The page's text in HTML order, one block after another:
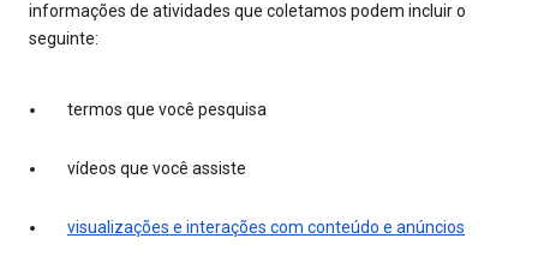
informações de atividades que coletamos podem incluir o
seguinte:
termos que você pesquisa
vídeos que você assiste
visualizações e interações com conteúdo e anúncios